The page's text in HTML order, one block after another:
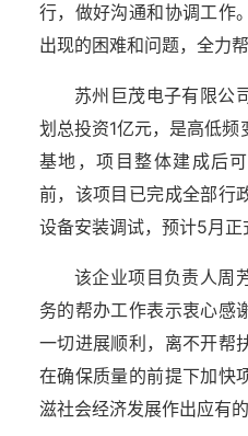
行，做好沟通和协调工作
出现的困难和问题，全力帮
苏州巨茂电子有限公
划总投资1亿元，是高低
基地，项目整体建成后
前，该项目已完成全部行
设备安装调试，预计5月正
该企业项目负责人周
务的帮办工作表示衷心感
一切进展顺利，离不开帮
在确保质量的前提下加快
滋社会经济发展作出应有